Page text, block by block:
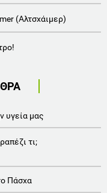
(Αλτσχάιμερ)
υγεία μας
τι;
Πάσχα